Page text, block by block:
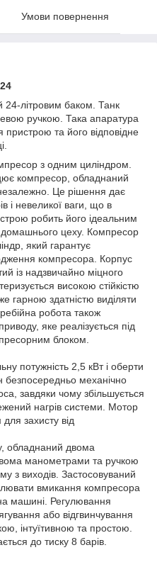
Умови повернення
літровим баком. Танк
ручкою. Така апаратура
та його відповідне
з одним циліндром.
компресор, обладнаний
Це рішення дає
і невеликої ваги, що в
робить його ідеальним
цеху. Компресор
який гарантує
компресора. Корпус
із надзвичайно міцного
високою стійкістю
гарною здатністю виділяти
робота також
яке реалізується під
блоком.
потужність 2,5 кВт і оберти
безпосередньо механічно
завдяки чому збільшується
нагрів системи. Мотор
захисту від
обладнаний двома
манометрами та ручкою
з виходів. Застосовуваний
вмикання компресора
машині. Регулювання
або відгвинчування
інтуїтивною та простою.
до тиску 8 барів.